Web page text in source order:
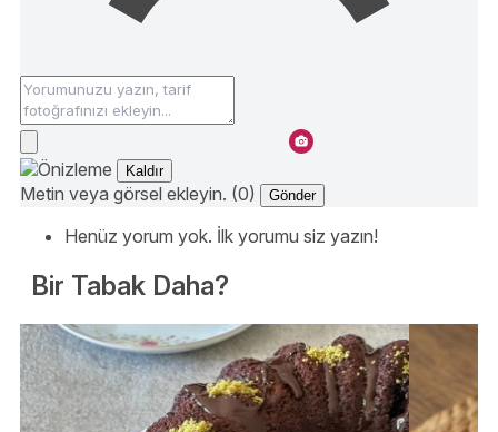
Kaldır
Metin veya görsel ekleyin. (0) Gönder
Henüz yorum yok. İlk yorumu siz yazın!
Bir Tabak Daha?